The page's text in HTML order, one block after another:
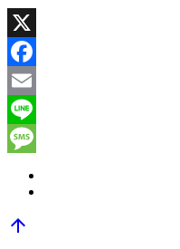
X
Facebook
Email
Line
arrow_upward